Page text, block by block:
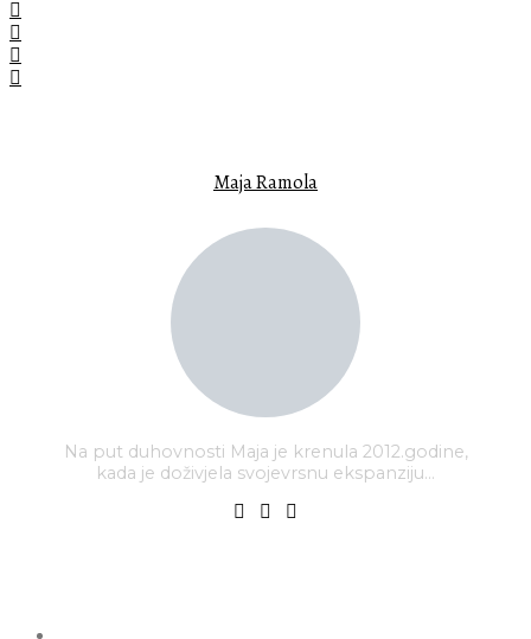
Maja Ramola
Na put duhovnosti Maja je krenula 2012.godine,
kada je doživjela svojevrsnu ekspanziju…